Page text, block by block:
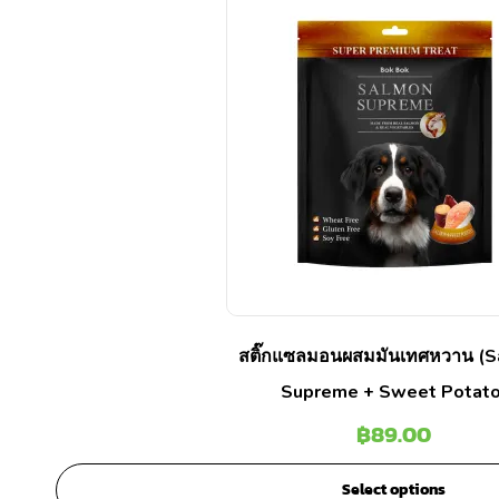
สติ๊กแซลมอนผสมมันเทศหวาน
Supreme + Sweet
฿89.00
Select options